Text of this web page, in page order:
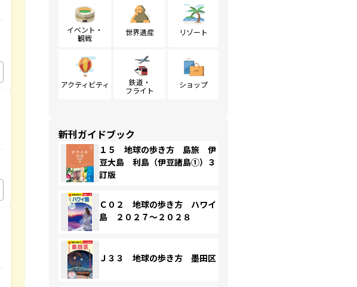
イベント・
観戦
世界遺産 リゾート
アクティビティ
鉄道・
フライト
ショップ
新刊ガイドブック
１５ 地球の歩き方 島旅 伊
豆大島 利島（伊豆諸島①）３
訂版
Ｃ０２ 地球の歩き方 ハワイ
島 ２０２７～２０２８
Ｊ３３ 地球の歩き方 墨田区